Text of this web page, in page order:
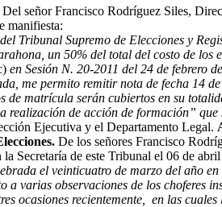
Del señor Francisco Rodríguez Siles,
manifiesta:
Tribunal Supremo de Elecciones y
un 50% del total del costo de los
en Sesión N. 20-2011 del 24 de febrero
me permito remitir nota de fecha 14
matrícula serán cubiertos en su
realización de acción de formación”
Ejecutiva y el Departamento Legal.
De los señores Francisco
Secretaría de este Tribunal el 06 de
el veinticuatro de marzo del año
varias observaciones de los choferes
ocasiones recientemente, en las